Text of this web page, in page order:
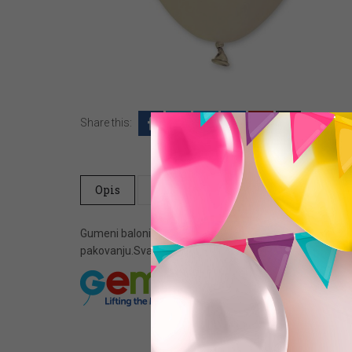
Share this:
Opis Dodatne informacije
Gumeni baloni od 5″ ili 13cm prečnika su namenjeni
pakovanju.Svako pakovanje ili kesa sadrži 100 balona